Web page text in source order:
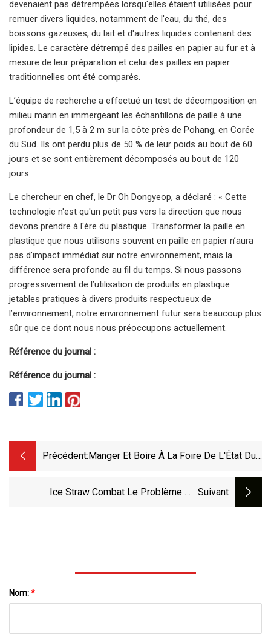
devenaient pas détrempées lorsqu'elles étaient utilisées pour
remuer divers liquides, notamment de l'eau, du thé, des
boissons gazeuses, du lait et d'autres liquides contenant des
lipides. Le caractère détrempé des pailles en papier au fur et à
mesure de leur préparation et celui des pailles en papier
traditionnelles ont été comparés.
L’équipe de recherche a effectué un test de décomposition en
milieu marin en immergeant les échantillons de paille à une
profondeur de 1,5 à 2 m sur la côte près de Pohang, en Corée
du Sud. Ils ont perdu plus de 50 % de leur poids au bout de 60
jours et se sont entièrement décomposés au bout de 120
jours.
Le chercheur en chef, le Dr Oh Dongyeop, a déclaré : « Cette
technologie n'est qu'un petit pas vers la direction que nous
devons prendre à l'ère du plastique. Transformer la paille en
plastique que nous utilisons souvent en paille en papier n’aura
pas d’impact immédiat sur notre environnement, mais la
différence sera profonde au fil du temps. Si nous passons
progressivement de l’utilisation de produits en plastique
jetables pratiques à divers produits respectueux de
l’environnement, notre environnement futur sera beaucoup plus
sûr que ce dont nous nous préoccupons actuellement.
Référence du journal :
Référence du journal :
Précédent: Manger Et Boire À La Foire De L'État Du
Ice Straw Combat Le Problème Du :suivant
Nom:*